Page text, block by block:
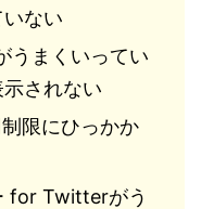
ない
うまくいってい
されない
限にひっかか
for Twitterがう